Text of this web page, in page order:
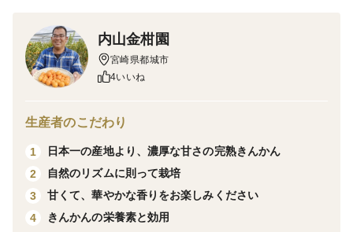
内山金柑園
宮崎県都城市
4いいね
生産者のこだわり
1
日本一の産地より、濃厚な甘さの完熟きんかん
2
自然のリズムに則って栽培
3
甘くて、華やかな香りをお楽しみください
4
きんかんの栄養素と効用